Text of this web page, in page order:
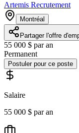
Artemis Recrutement
Montréal
Partager l'offre
55 000 $ par an
Permanent
Postuler pour ce poste
Salaire
55 000 $ par an